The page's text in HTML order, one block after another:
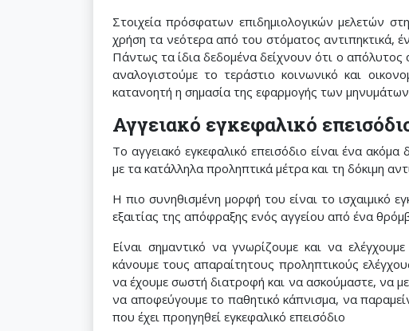
Στοιχεία πρόσφατων επιδημιολογικών μελετών
χρήση τα νεότερα από του στόματος αντιπηκτικά,
Πάντως τα ίδια δεδομένα δείχνουν ότι ο απόλυτος
αναλογιστούμε το τεράστιο κοινωνικό και
κατανοητή η σημασία της εφαρμογής των
Αγγειακό εγκεφαλικό
Το αγγειακό εγκεφαλικό επεισόδιο είναι ένα
με τα κατάλληλα προληπτικά μέτρα και τη δόκιμη
Η πιο συνηθισμένη μορφή του είναι το ισχαιμικό
εξαιτίας της απόφραξης ενός αγγείου από ένα
Είναι σημαντικό να γνωρίζουμε και να
κάνουμε τους απαραίτητους προληπτικούς
να έχουμε σωστή διατροφή και να ασκούμαστε, να
να αποφεύγουμε το παθητικό κάπνισμα, να
που έχει προηγηθεί εγκεφαλικό επεισόδιο